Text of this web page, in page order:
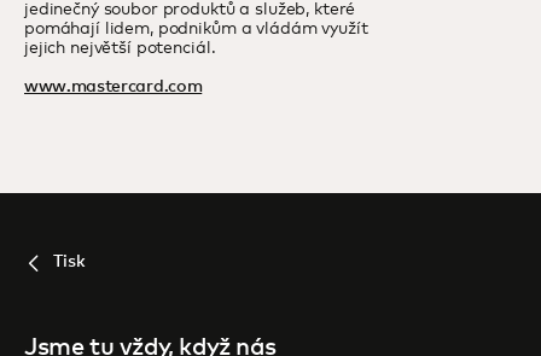
jedinečný soubor produktů a služeb, které
pomáhají lidem, podnikům a vládám využít
jejich největší potenciál.
www.mastercard.com
Tisk
Jsme tu vždy, když nás